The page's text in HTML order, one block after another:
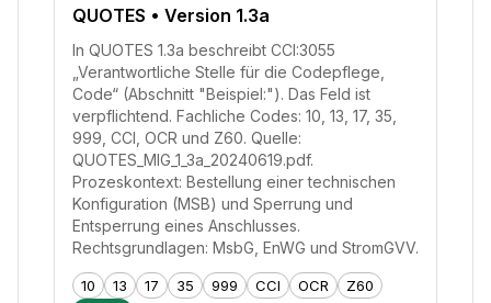
QUOTES • Version 1.3a
In QUOTES 1.3a beschreibt CCI:3055
„Verantwortliche Stelle für die Codepflege,
Code“ (Abschnitt "Beispiel:"). Das Feld ist
verpflichtend. Fachliche Codes: 10, 13, 17, 35,
999, CCI, OCR und Z60. Quelle:
QUOTES_MIG_1_3a_20240619.pdf.
Prozeskontext: Bestellung einer technischen
Konfiguration (MSB) und Sperrung und
Entsperrung eines Anschlusses.
Rechtsgrundlagen: MsbG, EnWG und StromGVV.
10 13 17 35 999 CCI OCR
Z60